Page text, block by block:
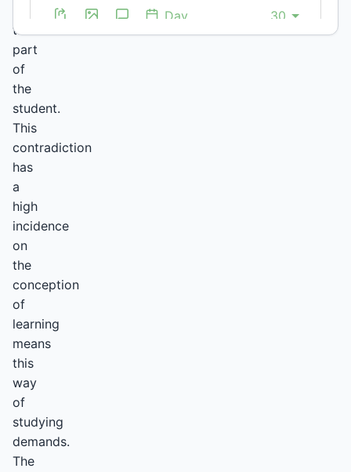
the
part
of
the
student.
This
contradiction
has
a
high
incidence
on
the
conception
of
learning
means
this
way
of
studying
demands.
The